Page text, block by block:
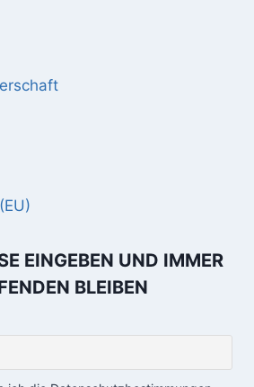
EINGEBEN UND IMMER
BLEIBEN